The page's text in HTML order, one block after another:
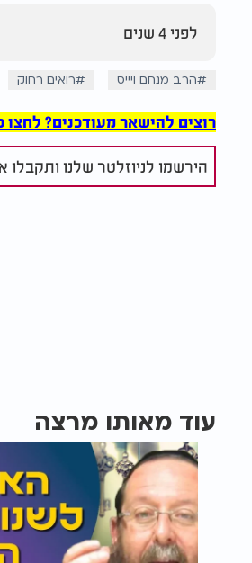
לפני 4 שנים
הרב מנחם ויייס רואים רחוק
רוצים להישאר מעודכנים? לחצו
הירשמו לניוזלטר שלנו
עוד מאותו מרצה